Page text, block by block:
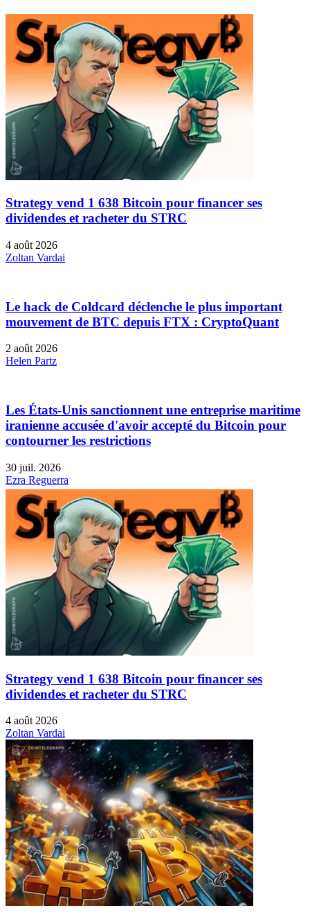
Strategy vend 1 638 Bitcoin pour financer ses
dividendes et racheter du STRC
4 août 2026
Zoltan Vardai
Le hack de Coldcard déclenche le plus important
mouvement de BTC depuis FTX : CryptoQuant
2 août 2026
Helen Partz
Les États-Unis sanctionnent une entreprise maritime
iranienne accusée d'avoir accepté du Bitcoin pour
contourner les restrictions
30 juil. 2026
Ezra Reguerra
Strategy vend 1 638 Bitcoin pour financer ses
dividendes et racheter du STRC
4 août 2026
Zoltan Vardai